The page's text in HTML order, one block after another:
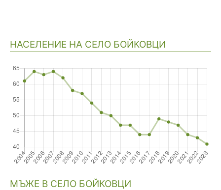
НАСЕЛЕНИЕ НА СЕЛО БОЙКОВЦИ
МЪЖЕ В СЕЛО БОЙКОВЦИ